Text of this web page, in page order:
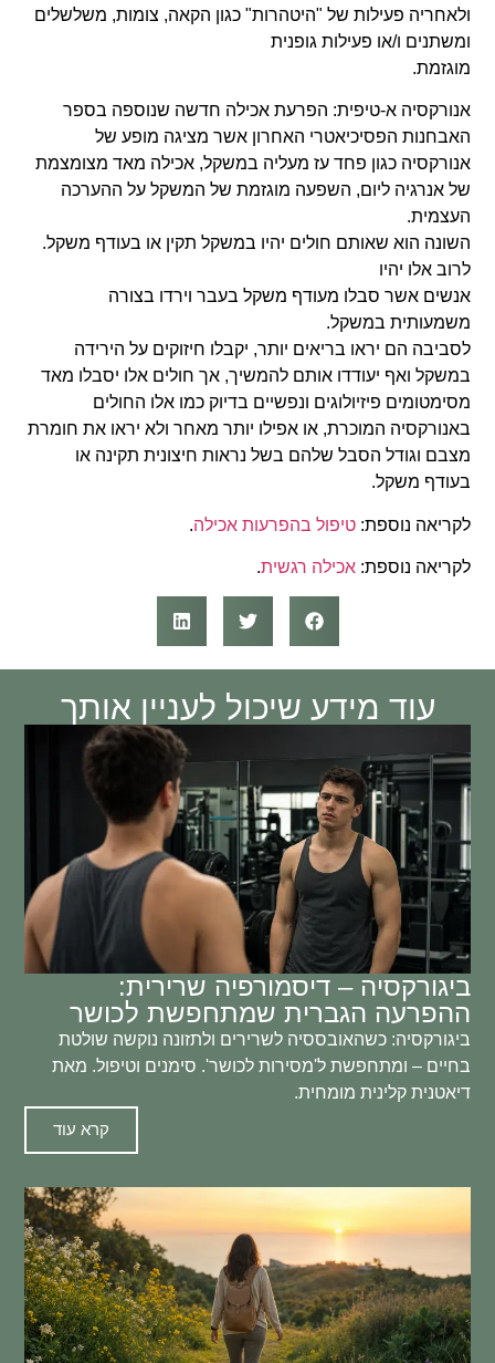
ולאחריה פעילות של "היטהרות" כגון הקאה, צומות, משלשלים
ומשתנים ו/או פעילות גופנית
מוגזמת.
אנורקסיה א-טיפית: הפרעת אכילה חדשה שנוספה בספר
האבחנות הפסיכיאטרי האחרון אשר מציגה מופע של
אנורקסיה כגון פחד עז מעליה במשקל, אכילה מאד מצומצמת
של אנרגיה ליום, השפעה מוגזמת של המשקל על ההערכה
העצמית.
השונה הוא שאותם חולים יהיו במשקל תקין או בעודף משקל.
לרוב אלו יהיו
אנשים אשר סבלו מעודף משקל בעבר וירדו בצורה
משמעותית במשקל.
לסביבה הם יראו בריאים יותר, יקבלו חיזוקים על הירידה
במשקל ואף יעודדו אותם להמשיך, אך חולים אלו יסבלו מאד
מסימטומים פיזיולוגים ונפשיים בדיוק כמו אלו החולים
באנורקסיה המוכרת, או אפילו יותר מאחר ולא יראו את חומרת
מצבם וגודל הסבל שלהם בשל נראות חיצונית תקינה או
בעודף משקל.
לקריאה נוספת:טיפול בהפרעות אכילה.
לקריאה נוספת:אכילה רגשית.
עוד מידע שיכול לעניין אותך
ביגורקסיה – דיסמורפיה שרירית:
ההפרעה הגברית שמתחפשת לכושר
ביגורקסיה: כשהאובססיה לשרירים ולתזונה נוקשה שולטת
בחיים – ומתחפשת ל'מסירות לכושר'. סימנים וטיפול. מאת
דיאטנית קלינית מומחית.
קרא עוד